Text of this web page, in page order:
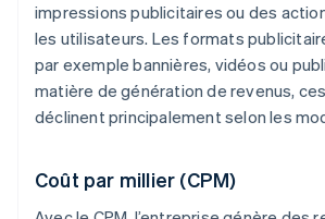
impressions publicitaires ou des
les utilisateurs. Les formats
par exemple bannières, vidéos ou
matière de génération de revenus,
déclinent principalement selon les
Coût par millier (CPM)